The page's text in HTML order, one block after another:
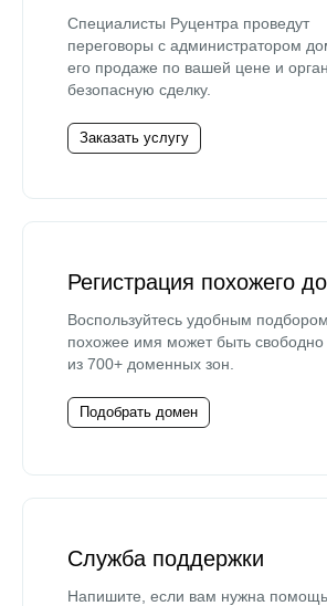
Специалисты Руцентра проведут
переговоры с администратором
его продаже по вашей цене и
безопасную сделку.
Заказать услугу
Регистрация похожего
Воспользуйтесь удобным
похожее имя может быть свободно
из 700+ доменных зон.
Подобрать домен
Служба поддержки
Напишите, если вам нужна